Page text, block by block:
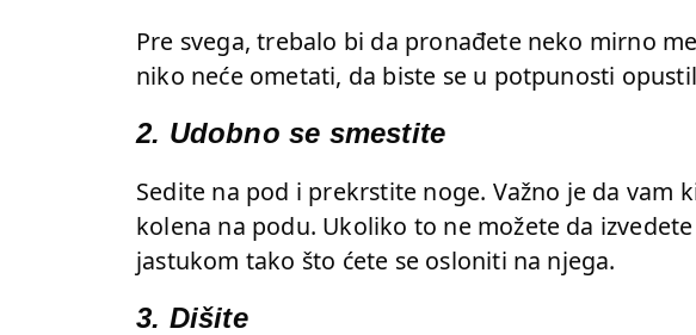
Pre svega, trebalo bi da pronađete neko mirno
niko neće ometati, da biste se u potpunosti
2. Udobno se smestite
Sedite na pod i prekrstite noge. Važno je da vam
kolena na podu. Ukoliko to ne možete da
jastukom tako što ćete se osloniti na njega.
3. Dišite